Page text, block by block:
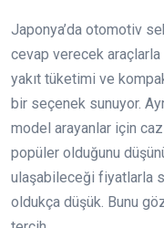
Japonya’da otomotiv
cevap verecek
yakıt tüketimi ve
bir seçenek sunuyor.
model arayanlar için
popüler olduğunu
ulaşabileceği fiyatlarla
oldukça düşük. Bunu